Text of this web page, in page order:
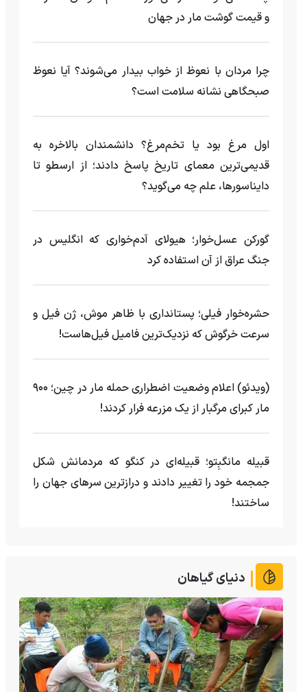
و قیمت گوشت مار در جهان
چرا مردان با نعوظ از خواب بیدار می‌شوند؟ آیا نعوظ
صبحگاهی نشانه سلامت است؟
اول مرغ بود یا تخم‌مرغ؟ دانشمندان بالاخره به
قدیمی‌ترین معمای تاریخ پاسخ دادند؛ از ارسطو تا
دایناسورها، علم چه می‌گوید؟
گورکن عسل‌خوار؛ هیولای آدم‌خواری که انگلیس در
جنگ عراق از آن استفاده کرد
حشره‌خوار فیلی؛ پستانداری با ظاهر موش، ژن فیل و
سرعت خرگوش که نزدیک‌ترین فامیل فیل‌هاست!
(ویدئو) اعلام وضعیت اضطراری حمله مار‌ در چین؛ ۹۰۰
مار کبرای مرگبار از یک مزرعه‌ فرار کردند!
قبیله مانگبِتو؛ قبیله‌ای در کنگو که مردمانش شکل
جمجمه خود را تغییر دادند و درازترین سرهای جهان را
ساختند!
دنیای گیاهان